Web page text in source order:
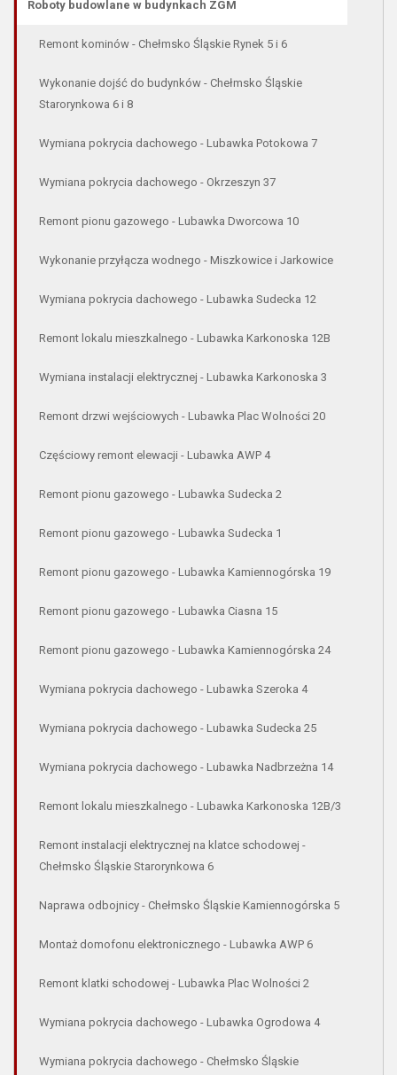
Roboty budowlane w budynkach ZGM
Remont kominów - Chełmsko Śląskie Rynek 5 i 6
Wykonanie dojść do budynków - Chełmsko Śląskie
Starorynkowa 6 i 8
Wymiana pokrycia dachowego - Lubawka Potokowa 7
Wymiana pokrycia dachowego - Okrzeszyn 37
Remont pionu gazowego - Lubawka Dworcowa 10
Wykonanie przyłącza wodnego - Miszkowice i Jarkowice
Wymiana pokrycia dachowego - Lubawka Sudecka 12
Remont lokalu mieszkalnego - Lubawka Karkonoska 12B
Wymiana instalacji elektrycznej - Lubawka Karkonoska 3
Remont drzwi wejściowych - Lubawka Plac Wolności 20
Częściowy remont elewacji - Lubawka AWP 4
Remont pionu gazowego - Lubawka Sudecka 2
Remont pionu gazowego - Lubawka Sudecka 1
Remont pionu gazowego - Lubawka Kamiennogórska 19
Remont pionu gazowego - Lubawka Ciasna 15
Remont pionu gazowego - Lubawka Kamiennogórska 24
Wymiana pokrycia dachowego - Lubawka Szeroka 4
Wymiana pokrycia dachowego - Lubawka Sudecka 25
Wymiana pokrycia dachowego - Lubawka Nadbrzeżna 14
Remont lokalu mieszkalnego - Lubawka Karkonoska 12B/3
Remont instalacji elektrycznej na klatce schodowej -
Chełmsko Śląskie Starorynkowa 6
Naprawa odbojnicy - Chełmsko Śląskie Kamiennogórska 5
Montaż domofonu elektronicznego - Lubawka AWP 6
Remont klatki schodowej - Lubawka Plac Wolności 2
Wymiana pokrycia dachowego - Lubawka Ogrodowa 4
Wymiana pokrycia dachowego - Chełmsko Śląskie